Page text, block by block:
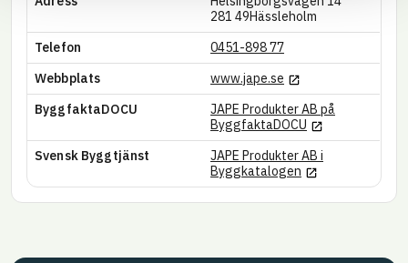
281 49Hässleholm
Telefon
0451-898 77
Webbplats
www.jape.se Länk till annan
ByggfaktaDOCU
JAPE Produkter AB på
ByggfaktaDOCU Länk till annan
Svensk Byggtjänst
JAPE Produkter AB i
Byggkatalogen Länk till annan